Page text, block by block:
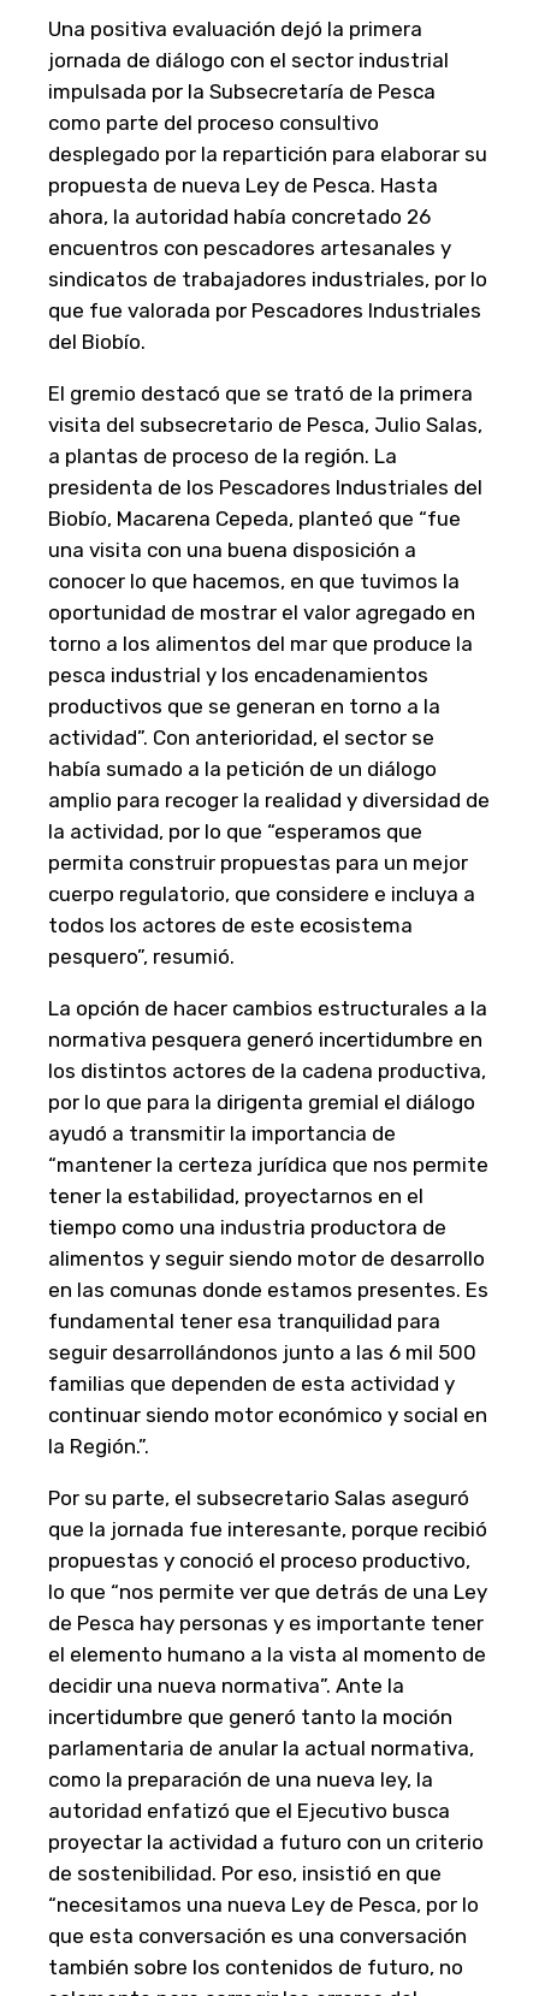
Una positiva evaluación dejó la primera
jornada de diálogo con el sector industrial
impulsada por la Subsecretaría de Pesca
como parte del proceso consultivo
desplegado por la repartición para elaborar su
propuesta de nueva Ley de Pesca. Hasta
ahora, la autoridad había concretado 26
encuentros con pescadores artesanales y
sindicatos de trabajadores industriales, por lo
que fue valorada por Pescadores Industriales
del Biobío.
El gremio destacó que se trató de la primera
visita del subsecretario de Pesca, Julio Salas,
a plantas de proceso de la región. La
presidenta de los Pescadores Industriales del
Biobío, Macarena Cepeda, planteó que “fue
una visita con una buena disposición a
conocer lo que hacemos, en que tuvimos la
oportunidad de mostrar el valor agregado en
torno a los alimentos del mar que produce la
pesca industrial y los encadenamientos
productivos que se generan en torno a la
actividad”. Con anterioridad, el sector se
había sumado a la petición de un diálogo
amplio para recoger la realidad y diversidad de
la actividad, por lo que “esperamos que
permita construir propuestas para un mejor
cuerpo regulatorio, que considere e incluya a
todos los actores de este ecosistema
pesquero”, resumió.
La opción de hacer cambios estructurales a la
normativa pesquera generó incertidumbre en
los distintos actores de la cadena productiva,
por lo que para la dirigenta gremial el diálogo
ayudó a transmitir la importancia de
“mantener la certeza jurídica que nos permite
tener la estabilidad, proyectarnos en el
tiempo como una industria productora de
alimentos y seguir siendo motor de desarrollo
en las comunas donde estamos presentes. Es
fundamental tener esa tranquilidad para
seguir desarrollándonos junto a las 6 mil 500
familias que dependen de esta actividad y
continuar siendo motor económico y social en
la Región.”.
Por su parte, el subsecretario Salas aseguró
que la jornada fue interesante, porque recibió
propuestas y conoció el proceso productivo,
lo que “nos permite ver que detrás de una Ley
de Pesca hay personas y es importante tener
el elemento humano a la vista al momento de
decidir una nueva normativa”. Ante la
incertidumbre que generó tanto la moción
parlamentaria de anular la actual normativa,
como la preparación de una nueva ley, la
autoridad enfatizó que el Ejecutivo busca
proyectar la actividad a futuro con un criterio
de sostenibilidad. Por eso, insistió en que
“necesitamos una nueva Ley de Pesca, por lo
que esta conversación es una conversación
también sobre los contenidos de futuro, no